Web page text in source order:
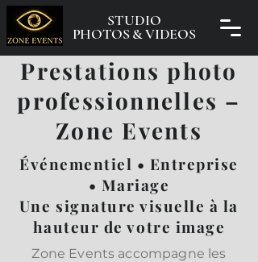
STUDIO
PHOTOS & VIDEOS
Prestations photo
professionnelles –
Zone Events
Événementiel • Entreprise
• Mariage
Une signature visuelle à la
hauteur de votre image
Zone Events accompagne les